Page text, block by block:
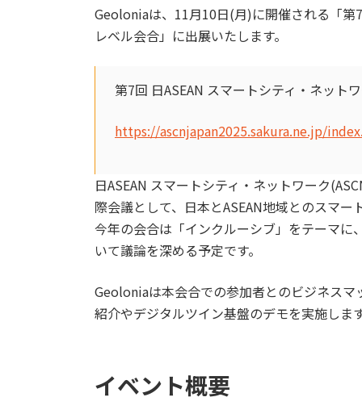
Geoloniaは、11月10日(月)に開催される「第
レベル会合」に出展いたします。
第7回 日ASEAN スマートシティ・ネット
https://ascnjapan2025.sakura.ne.jp/
日ASEAN スマートシティ・ネットワーク
際会議として、日本とASEAN地域とのスマー
今年の会合は「インクルーシブ」をテーマに
いて議論を深める予定です。
Geoloniaは本会合での参加者とのビジネス
紹介やデジタルツイン基盤のデモを実施します
イベント概要